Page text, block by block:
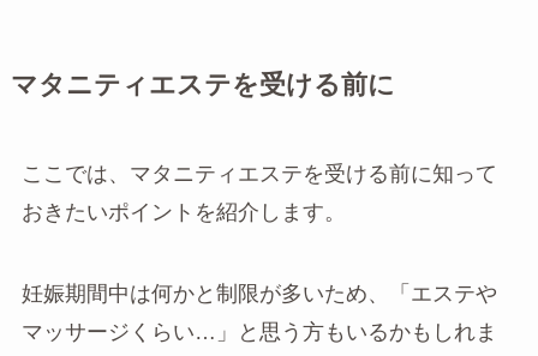
マタニティエステを受ける前に
ここでは、マタニティエステを受ける前に知って
おきたいポイントを紹介します。
妊娠期間中は何かと制限が多いため、「エステや
マッサージくらい…」と思う方もいるかもしれま